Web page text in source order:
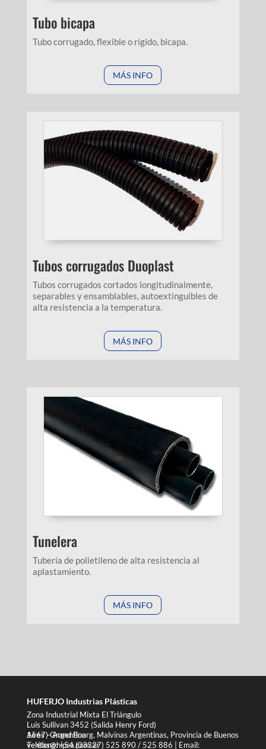
Tubo bicapa
Tubo corrugado, flexible o rígido, bicapa.
MÁS INFO
Tubos corrugados Duoplast
Tubos corrugados cortados longitudinalmente,
separables y ensamblables, autoextinguibles de
alta resistencia a la temperatura.
MÁS INFO
Tunelera
Tubería de polietileno de alta resistencia al
aplastamiento.
MÁS INFO
HUFERJO Industrias Plásticas
Zona Industrial Mixta El Triángulo
Luis Sullivan 3452 (Salida Henry Ford)
1667) Grand Bourg, Malvinas Argentinas, Provincia de Buenos Aires – Argentina
Teléfono: +54 (03327) 525 890 / 525 886 | Email: ventas@hipsa.com.ar